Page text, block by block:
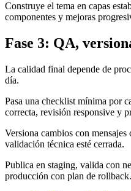
Construye el tema en capas
componentes y mejoras
Fase 3: QA,
La calidad final depende de
día.
Pasa una checklist mínima por
correcta, revisión responsive y
Versiona cambios con
validación técnica esté cerrada.
Publica en staging, valida con
producción con plan de rollback.